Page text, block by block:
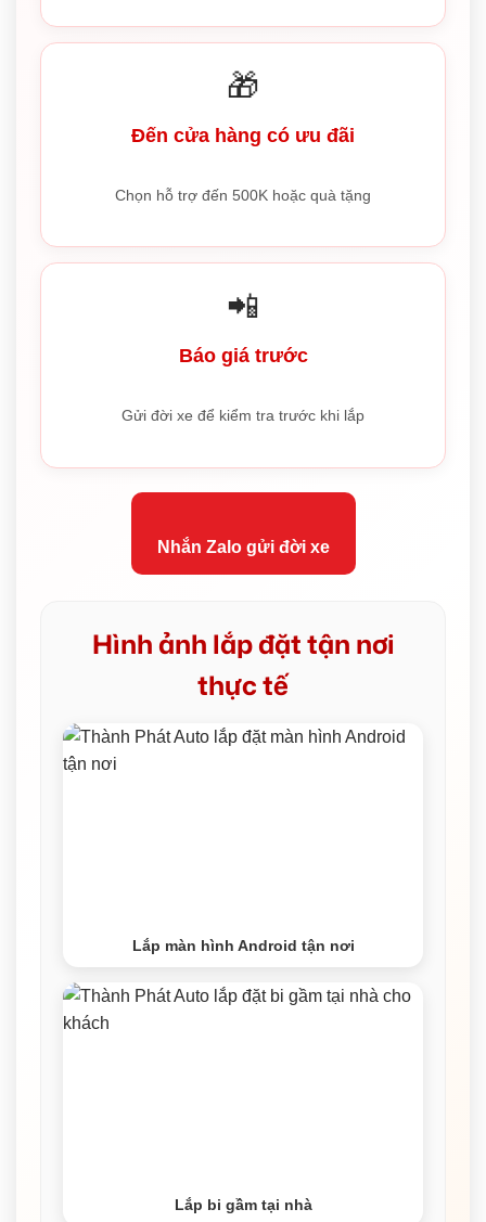
🎁
Đến cửa hàng có ưu đãi
Chọn hỗ trợ đến 500K hoặc quà tặng
📲
Báo giá trước
Gửi đời xe để kiểm tra trước khi lắp
Nhắn Zalo gửi đời xe
Hình ảnh lắp đặt tận nơi
thực tế
Lắp màn hình Android tận nơi
Lắp bi gầm tại nhà